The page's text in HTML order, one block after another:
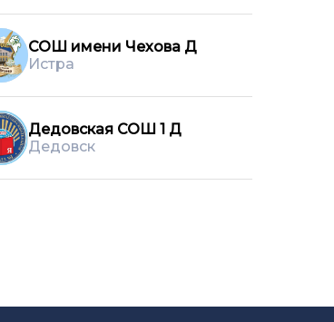
СОШ имени Чехова Д
Истра
Дедовская СОШ 1 Д
Дедовск